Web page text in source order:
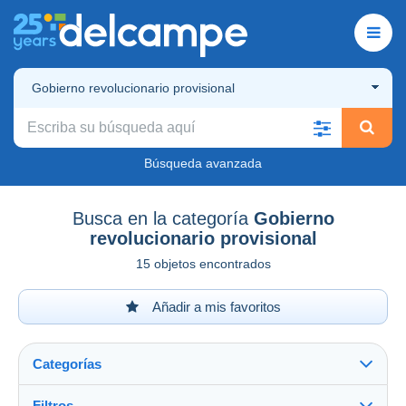
Gobierno revolucionario provisional
Búsqueda avanzada
Busca en la categoría Gobierno
revolucionario provisional
15 objetos encontrados
Añadir a mis favoritos
Categorías